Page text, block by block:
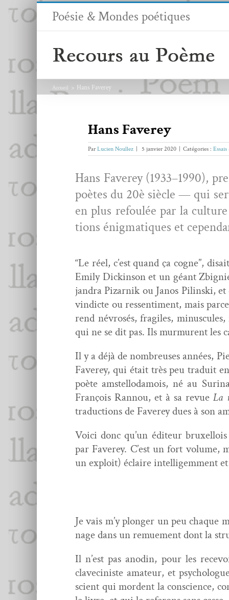
Passer
Poésie & Mondes poétiques
Accueil Hans Faverey
Hans Faverey
ParLucien Noullez 5 janvier 2020 Catégories :
Hans Faverey (1933–1990),
poètes du 20è siè­cle — qui
en plus refoulée par la
tions énig­ma­tiques et
“Le réel, c’est quand ça cogne”,
Emi­ly Dick­in­son et un géant
jan­dra Pizarnik ou Janos Pilin­s­ki, et
vin­dicte ou ressen­ti­ment, mais
rend névrosés, frag­iles,
qui ne se dit pas. Ils mur­murent les
Il y a déjà de nom­breuses années,
Faverey, qui était très peu traduit
poète amstel­lodamois, né au
François Ran­nou, et à sa revueLa
tra­duc­tions de Faverey dues à son
Voici donc qu’un édi­teur
par Faverey. C’est un fort vol­ume,
un exploit) éclaire intel­ligem­ment
Je vais m’y plonger un peu
nage dans un remue­ment dont la
Il n’est pas anodin, pour les
clavecin­iste ama­teur, et
scient qui mor­dent la con­science,